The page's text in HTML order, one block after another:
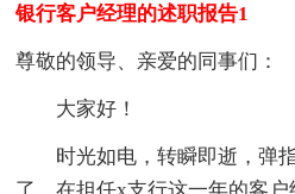
银行客户经理的述职报告1
尊敬的领导、亲爱的同事们：
大家好！
时光如电，转瞬即逝，弹指